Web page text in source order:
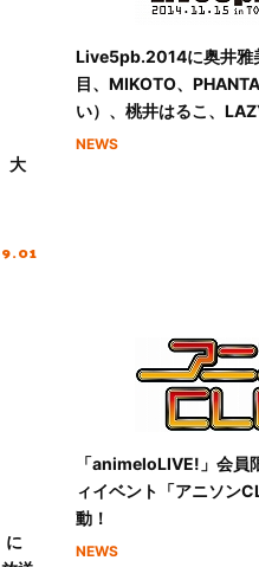
大
Live5pb.2014に奥井雅
目、MIKOTO、
い）、桃井はるこ、
NEWS
に
「animeloLIVE!」会員
ィイベント「アニソン
動！
NEWS